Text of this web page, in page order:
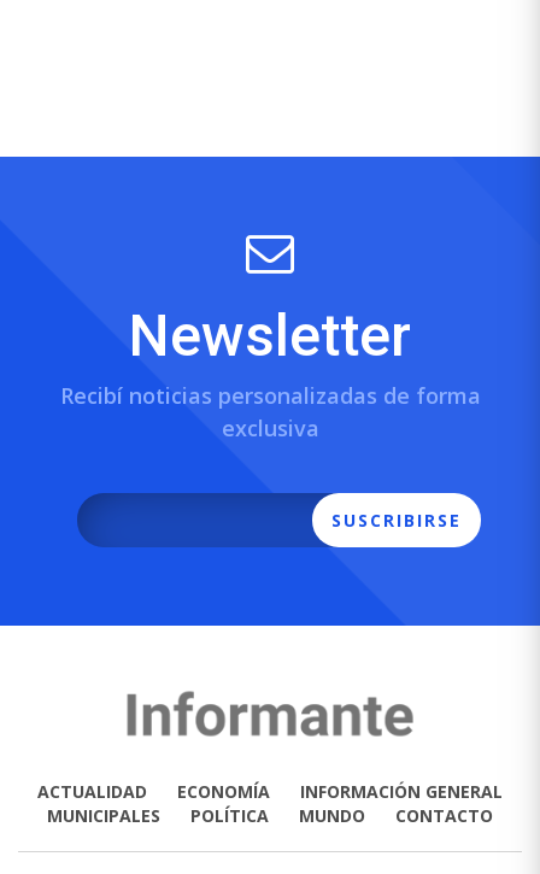
Newsletter
Recibí noticias personalizadas de forma
exclusiva
SUSCRIBIRSE
ACTUALIDAD ECONOMÍA
INFORMACIÓN GENERAL
MUNICIPALES
POLÍTICA MUNDO CONTACTO